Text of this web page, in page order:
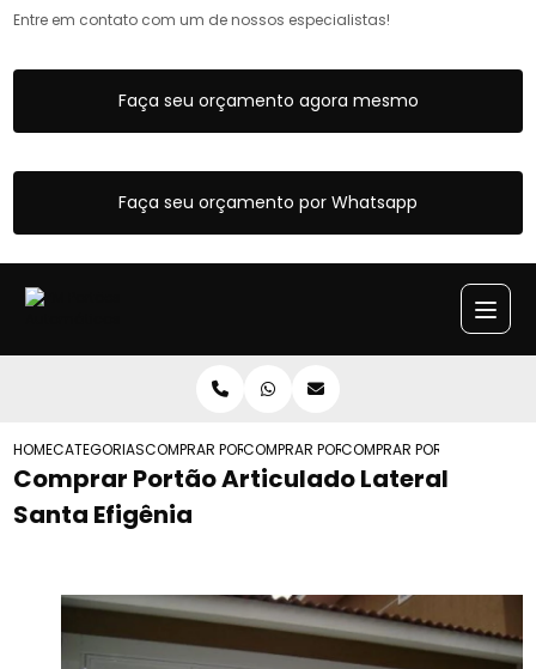
Entre em contato com um de nossos especialistas!
Faça seu orçamento agora mesmo
Faça seu orçamento por Whatsapp
HOMECATEGORIASCOMPRAR PORTOES ARTICULADOS
COMPRAR PORTAO ARTICULADO COM
COMPRAR PORTAO
Comprar Portão Articulado Lateral
Santa Efigênia